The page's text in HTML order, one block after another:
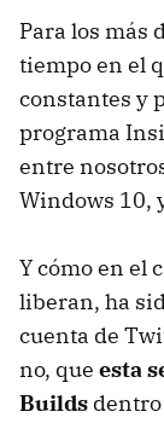
Para los más
tiempo en el
constantes y
programa
entre
Windows 10,
Y cómo en el
liberan, ha
cuenta de
no, que esta
Builds